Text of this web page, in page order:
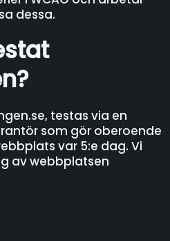
dessa.
testas via en
som gör oberoende
var 5:e dag. Vi
av webbplatsen